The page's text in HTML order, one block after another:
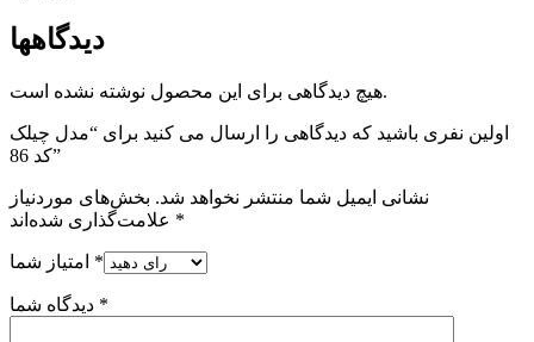
دیدگاهها
هیچ دیدگاهی برای این محصول نوشته نشده است.
اولین نفری باشید که دیدگاهی را ارسال می کنید برای “مدل چیلک
کد 86”
نشانی ایمیل شما منتشر نخواهد شد. بخش‌های موردنیاز
*
*
*